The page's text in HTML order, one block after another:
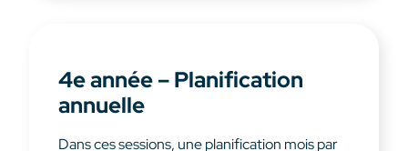
4e année – Planification
annuelle
Dans ces sessions, une planification mois par